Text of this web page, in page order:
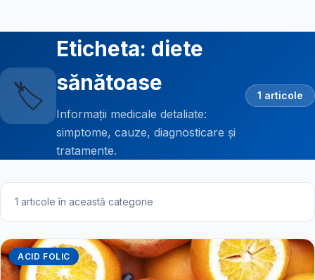
🏷️
Eticheta: diete
sănătoase
Informații medicale detaliate:
simptome, cauze, diagnosticare și
tratamente.
1 articole
1 articole în această categorie
ACID FOLIC